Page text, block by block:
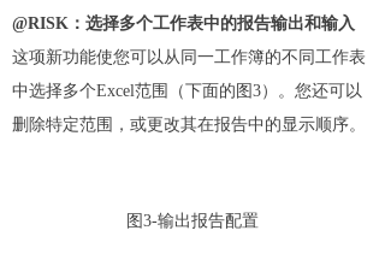
@RISK：选择多个工作表中的报告输出和输入
这项新功能使您可以从同一工作簿的不同工作表
中选择多个Excel范围（下面的图3）。您还可以
删除特定范围，或更改其在报告中的显示顺序。
图3-输出报告配置